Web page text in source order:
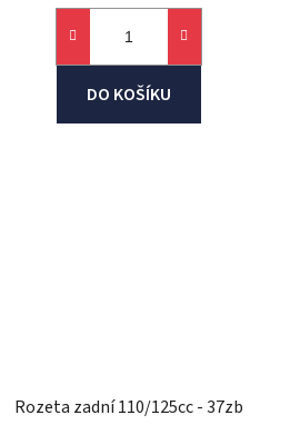
DO KOŠÍKU
Rozeta zadní 110/125cc - 37zb